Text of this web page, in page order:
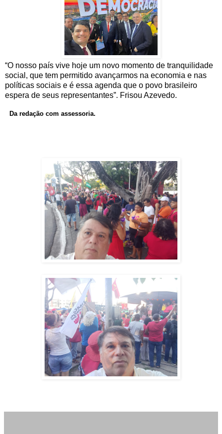
“O nosso país vive hoje um novo momento de tranquilidade
social, que tem permitido avançarmos na economia e nas
políticas sociais e é essa agenda que o povo brasileiro
espera de seus representantes”. Frisou Azevedo.
Da redação com assessoria.